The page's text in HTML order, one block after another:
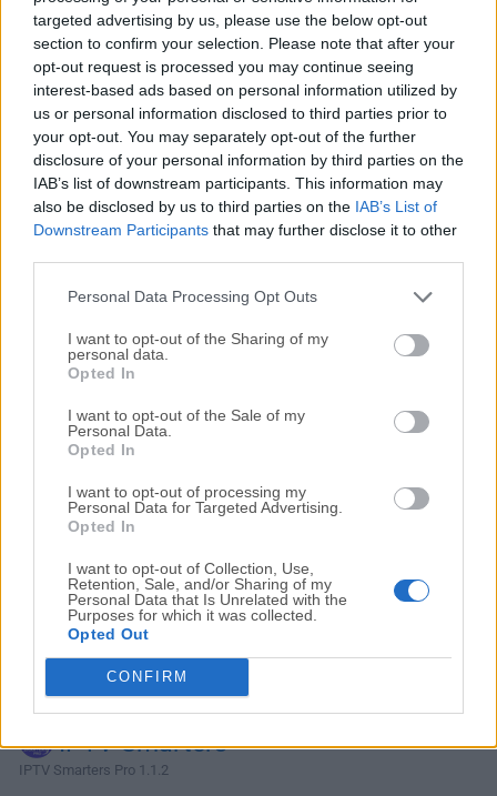
targeted advertising by us, please use the below opt-out
section to confirm your selection. Please note that after your
opt-out request is processed you may continue seeing
interest-based ads based on personal information utilized by
us or personal information disclosed to third parties prior to
your opt-out. You may separately opt-out of the further
disclosure of your personal information by third parties on the
IAB’s list of downstream participants. This information may
also be disclosed by us to third parties on the IAB’s List of
Downstream Participants that may further disclose it to other
Personal Data Processing Opt Outs
I want to opt-out of the Sharing of my
personal data.
Opted In
I want to opt-out of the Sale of my
Personal Data.
Opted In
I want to opt-out of processing my
Personal Data for Targeted Advertising.
Opted In
I want to opt-out of Collection, Use,
Retention, Sale, and/or Sharing of my
Personal Data that Is Unrelated with the
Purposes for which it was collected.
Opted Out
CONFIRM
cualquier formato a una selección de códecs modernos y
ampliamente compatibles.Permite a cualquiera preparar
fácilmente sus videos de cámara para ser reproducidos en
una amplia variedad de dispositivos, incluyendo todas las
versiones de iPhones, iPads, Apple TVs, teléfonos Android,
tablets Android y más. Por supuesto, la aplicación es
totalmente compatible con uno de los procesos de
conversión de video más populares de todos los tiempos:
la transferencia de películas de tus DVDs a tu disco duro
convirtiéndolos en archivos en formato MPEG-4. Puedes...
Alternativas y Software Similar
IPTV Smarters
IPTV Smarters Pro 1.1.2